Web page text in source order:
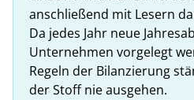
anschließend mit Lesern
Da jedes Jahr neue
Unternehmen vorgelegt
Regeln der Bilanzierung
der Stoff nie ausgehen.